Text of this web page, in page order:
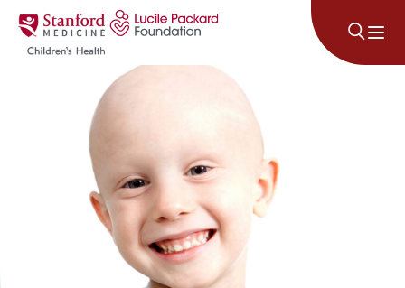
Անցնել բովանդակությանը